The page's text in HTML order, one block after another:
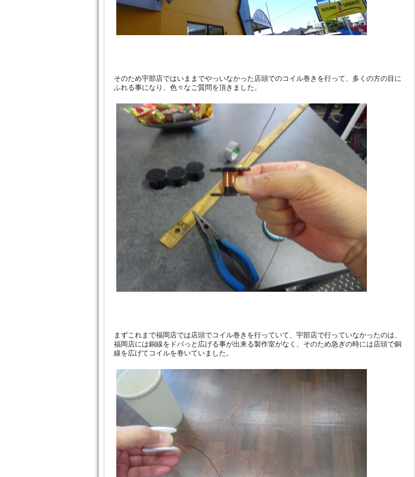
そのため宇部店ではいままでやっいなかった店頭でのコイル巻きを行って、多くの方の目に
ふれる事になり、色々なご質問を頂きました。
まずこれまで福岡店では店頭でコイル巻きを行っていて、宇部店で行っていなかったのは、
福岡店には銅線をドバっと広げる事が出来る製作室がなく、そのため急ぎの時には店頭で銅
線を広げてコイルを巻いていました。